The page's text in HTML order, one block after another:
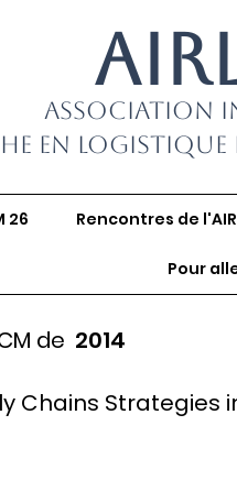
Association
en Logistique
26 Rencontres de
Pour
de 2014
Chains Strategies